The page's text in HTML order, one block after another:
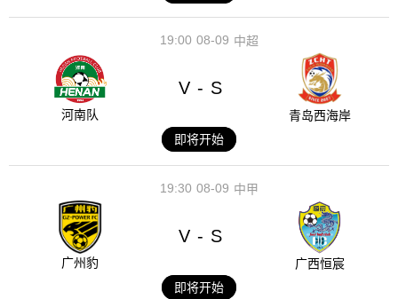
08-09
19:00 中超
河南队
V - S
青岛西海岸
即将开始
08-09
19:30 中甲
广州豹
V - S
广西恒宸
即将开始